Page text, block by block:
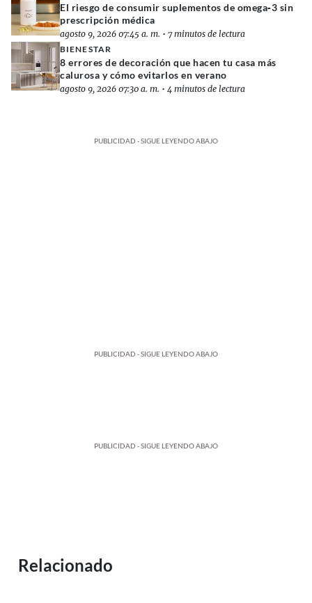
El riesgo de consumir suplementos de omega‑3 sin
prescripción médica
agosto 9, 2026 07:45 a. m. • 7 minutos de lectura
BIENESTAR
8 errores de decoración que hacen tu casa más
calurosa y cómo evitarlos en verano
agosto 9, 2026 07:30 a. m. • 4 minutos de lectura
PUBLICIDAD - SIGUE LEYENDO ABAJO
PUBLICIDAD - SIGUE LEYENDO ABAJO
PUBLICIDAD - SIGUE LEYENDO ABAJO
Relacionado